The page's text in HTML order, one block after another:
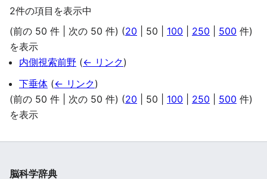
2件の項目を表示中
(前の 50 件 次の 50 件) (20 50 100 250 500 件)
を表示
内側視索前野 (← リンク)
下垂体 (← リンク)
(前の 50 件 次の 50 件) (20 50 100 250 500 件)
を表示
脳科学辞典